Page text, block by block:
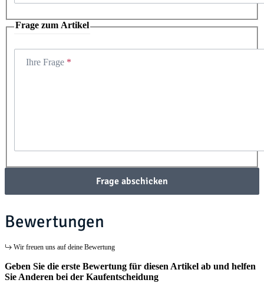
Frage zum Artikel
Ihre Frage
Frage abschicken
Bewertungen
Wir freuen uns auf deine Bewertung
Geben Sie die erste Bewertung für diesen Artikel ab und helfen
Sie Anderen bei der Kaufentscheidung